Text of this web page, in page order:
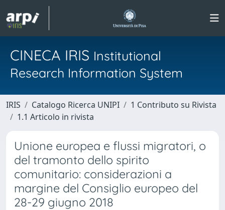
CINECA IRIS Institutional
Research Information System
IRIS Catalogo Ricerca UNIPI
1 Contributo su Rivista
1.1 Articolo in rivista
Unione europea e flussi migratori, o
del tramonto dello spirito
comunitario: considerazioni a
margine del Consiglio europeo del
28-29 giugno 2018